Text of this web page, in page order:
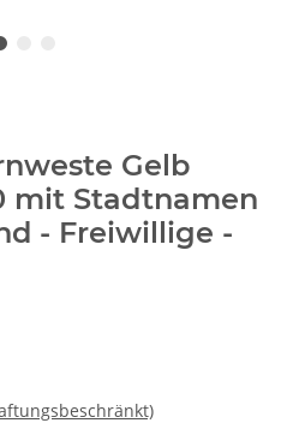
Gelb
mit Stadtnamen
- Freiwillige -